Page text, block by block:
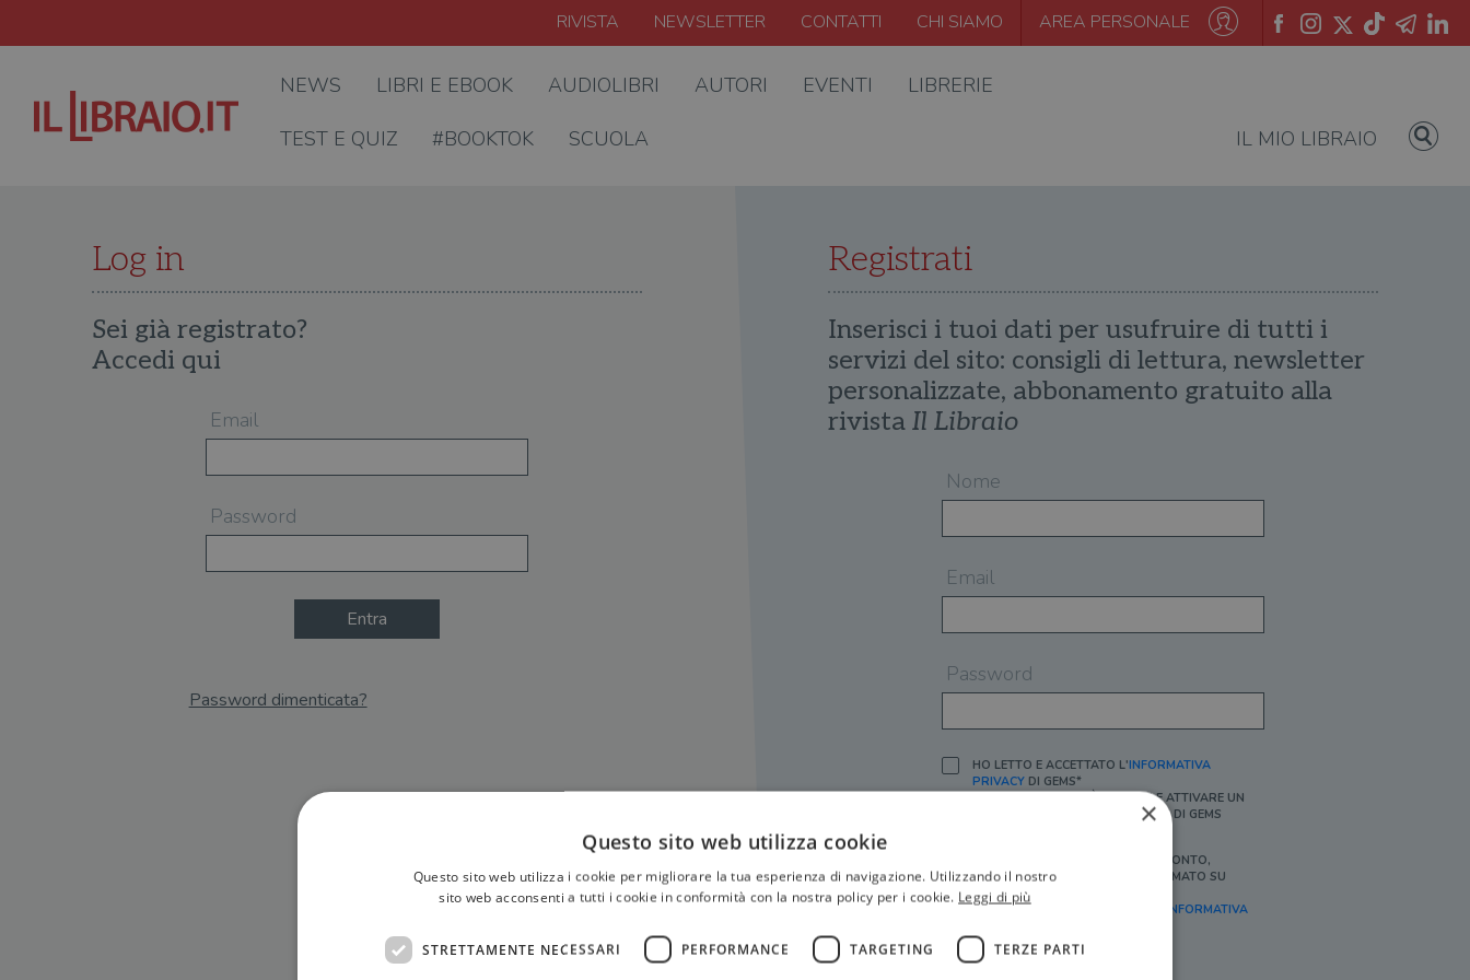
RIVISTA NEWSLETTER CONTATTI CHI SIAMO AREA PERSONALE
NEWS LIBRI E EBOOK AUDIOLIBRI AUTORI EVENTI LIBRERIE
TEST E QUIZ #BOOKTOK SCUOLA IL MIO LIBRAIO
Log in
Sei già registrato?
Accedi qui
Email
Password
Entra
Password dimenticata?
Registrati
Inserisci i tuoi dati per usufruire di tutti i
servizi del sito: consigli di lettura, newsletter
personalizzate, abbonamento gratuito alla
rivista Il Libraio
Nome
Email
Password
HO LETTO E ACCETTATO L'INFORMATIVA
PRIVACYDI GEMS*
IN MANCANZA NON È POSSIBILE ATTIVARE UN
ACCOUNT E/O RICEVERE I SERVIZI DI GEMS
SÌ, DESIDERO RICEVERE BUONI SCONTO,
OFFERTE SPECIALI, ESSERE INFORMATO SU
PROMOZIONI E NOVITÀ.
[FINALITÀ MARKETING, ART.2 (E),
INFORMATIVA
×
Questo sito web utilizza cookie
Questo sito web utilizza i cookie per migliorare la tua esperienza di navigazione. Utilizzando il nostro
sito web acconsenti a tutti i cookie in conformità con la nostra policy per i cookie. Leggi di più
STRETTAMENTE NECESSARI PERFORMANCE TARGETING TERZE PARTI